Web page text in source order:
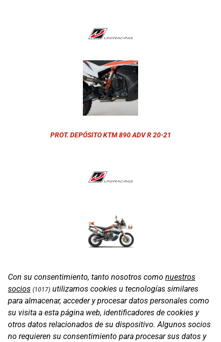
PROT. DEPÓSITO KTM 890 ADV R 20-21
PROT. KTM 790 ADVENTURE R RALLY 18-19
Con su consentimiento, tanto nosotros como nuestros
socios (1017) utilizamos cookies u tecnologías similares
para almacenar, acceder y procesar datos personales como
su visita a esta página web, identificadores de cookies y
otros datos relacionados de su dispositivo. Algunos socios
no requieren su consentimiento para procesar sus datos y